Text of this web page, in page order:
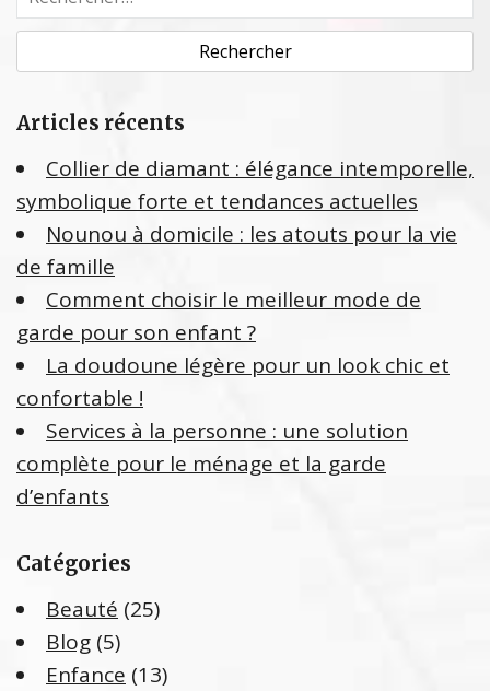
e
c
h
r
h
e
r
Articles récents
Collier de diamant : élégance intemporelle,
symbolique forte et tendances actuelles
Nounou à domicile : les atouts pour la vie
de famille
Comment choisir le meilleur mode de
garde pour son enfant ?
La doudoune légère pour un look chic et
confortable !
Services à la personne : une solution
complète pour le ménage et la garde
d’enfants
Catégories
Beauté (25)
Blog (5)
Enfance (13)